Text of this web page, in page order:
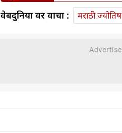
वेबदुनिया वर वाचा : मराठी ज्योतिष